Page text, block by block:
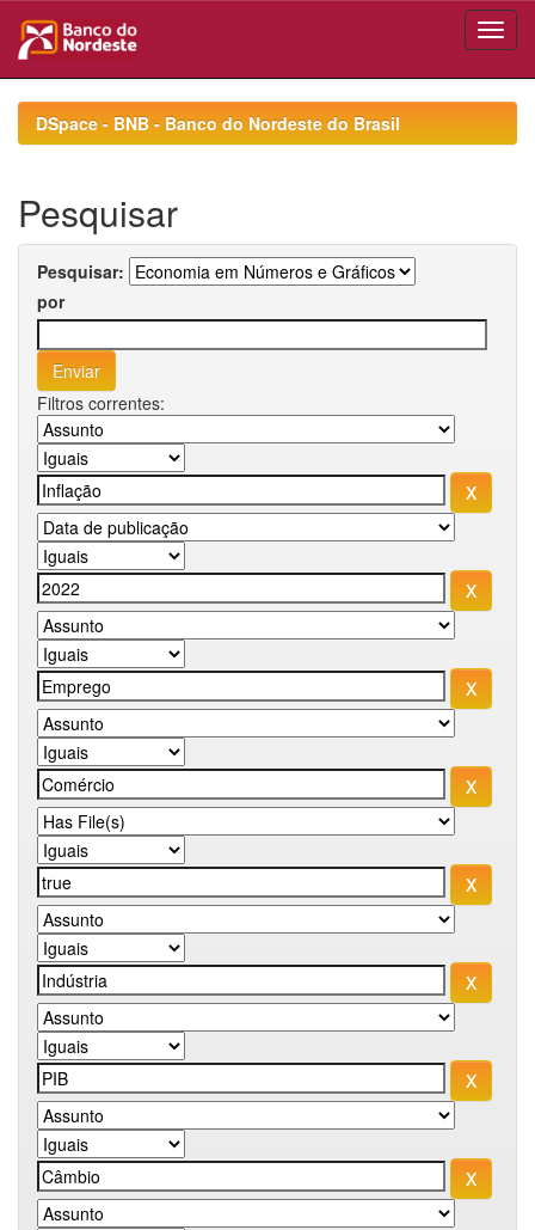
navigationDSpace - BNB - Banco do Nordeste do Brasil
Pesquisar
Pesquisar:
por
Filtros correntes: